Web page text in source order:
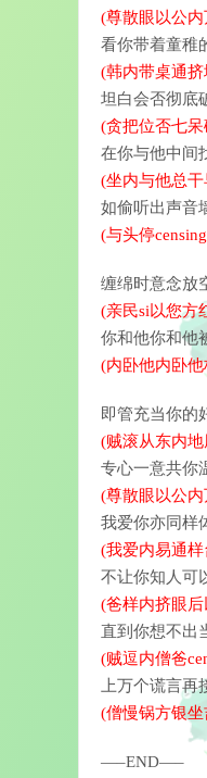
(尊散眼以公
看你带着童稚
(韩内带桌通
坦白会否彻底
(贪把位否七
在你与他中间
(坐内与他总
如偷听出声音
(与头停
缠绵时意念放
(亲民si以您方
你和他你和他
(内卧他内卧
即管充当你的
(贼滚从东内
专心一意共你
(尊散眼以公
我爱你亦同样
(我爱内易通
不让你知人可
(爸样内挤眼
直到你想不出
(贼逗内僧爸
上万个谎言再
(僧慢锅方银
—–END—–